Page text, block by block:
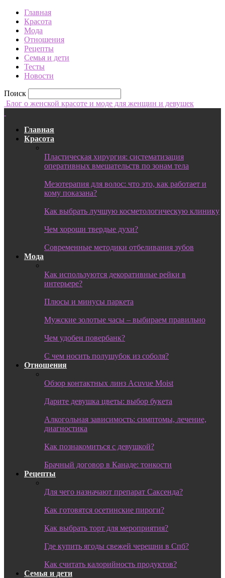
Главная
Красота
Мода
Отношения
Рецепты
Семья и дети
Тесты
Новости
Поиск
Блог о женской красоте и моде для женщин и девушек
Главная
Красота
Пластическая хирургия: систематизация
оперативных вмешательств по зонам тела
Мезотерапия для волос: что это, как работает и
кому показана?
Как выбрать лучшую косметологическую клинику
Чем хороши твердые духи?
Современные методики отбеливания зубов
Мода
Как используются декоративные рейки в
интерьере?
Плюсы и минусы паркета
Мужские золотые часы – выбираем правильно
Чем удобен повербанк?
С чем носить полушубок из соболя?
Отношения
Обзор контактных линз Acuvue Moist
Дарите девушка цветы: выбор букета
Алкогольная зависимость: симптомы, лечение,
диагностика
Как познакомиться с девушкой?
Брачный договор в Канаде: тонкости
Рецепты
Для чего назначают препарат Саксенда?
Как готовятся осетинские пироги?
Как выбрать торт для мероприятия?
Где купить ягоды свежей черешни в Спб?
Как считать калорийность продуктов?
Семья и дети